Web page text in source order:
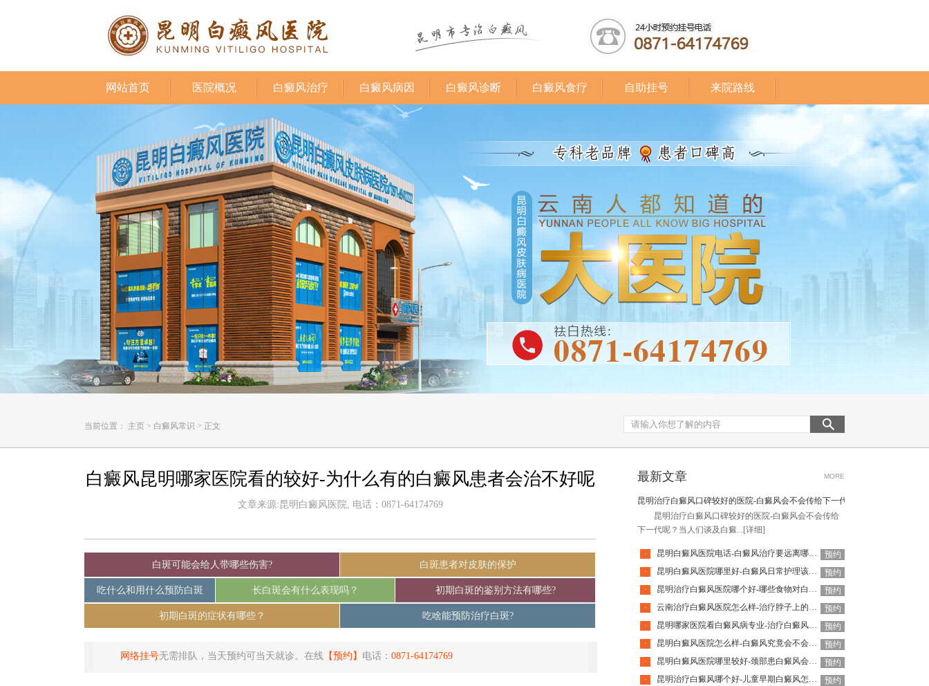
网站首页 医院概况 白癜风治疗 白癜风病因 白癜风诊断 白癜风食疗 自助挂号 来院路线
当前位置： 主页 > 白癜风常识 > 正文
白癜风昆明哪家医院看的较好-为什么有的白癜风患者会治不好呢
文章来源:昆明白癜风医院, 电话：0871-64174769
白斑可能会给人带哪些伤害? 白斑患者对皮肤的保护
吃什么和用什么预防白斑 长白斑会有什么表现吗？ 初期白斑的鉴别方法有哪些?
初期白斑的症状有哪些？ 吃啥能预防治疗白斑?
网络挂号无需排队，当天预约可当天就诊。在线 【预约】 电话： 0871-64174769
最新文章 MORE
昆明治疗白癜风口碑较好的医院-白癜风会不会传给下一代呢
昆明治疗白癜风口碑较好的医院-白癜风会不会传给
下一代呢？当人们谈及白癜... [详细]
· 昆明白癜风医院电话-白癜风治疗要远离哪些误区呢
预约
·
昆明白癜风医院哪里好-白癜风日常护理该如何做
预约
·
昆明治疗白癜风医院哪个好-哪些食物对白癜风病情不利呢
预约
·
云南治疗白癜风医院怎么样-治疗脖子上的白癜风要注意什么
预约
·
昆明哪家医院看白癜风病专业-治疗白癜风要避开哪些误区
预约
·
昆明白癜风医院怎么样-白癜风究竟会不会传染人呢
预约
·
昆明白癜风医院哪里较好-颈部患白癜风会有什么特征呢
预约
·
昆明治疗白癜风哪个好-儿童早期白癜风怎样识别呢 预约